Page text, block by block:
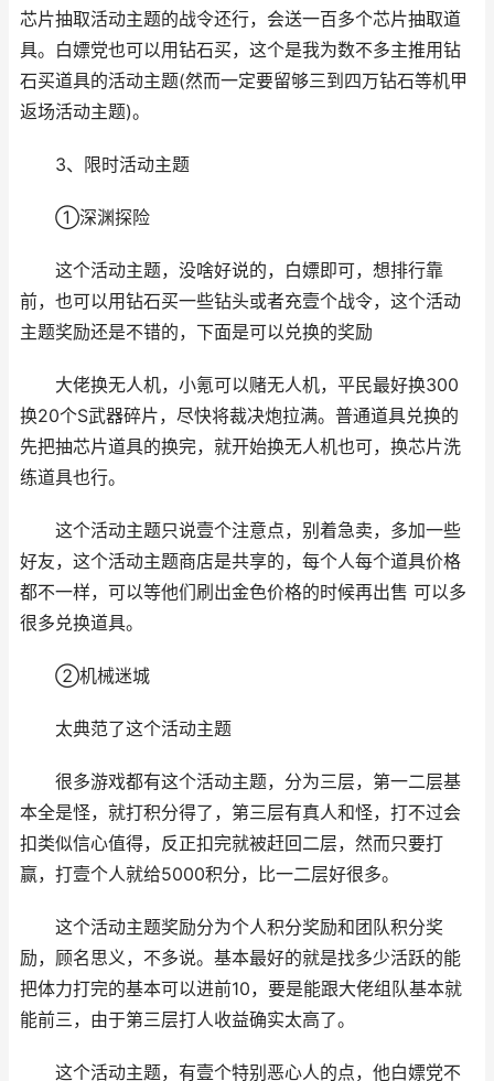
芯片抽取活动主题的战令还行，会送一百多个芯片抽取道
具。白嫖党也可以用钻石买，这个是我为数不多主推用钻
石买道具的活动主题(然而一定要留够三到四万钻石等机甲
返场活动主题)。
3、限时活动主题
①深渊探险
这个活动主题，没啥好说的，白嫖即可，想排行靠
前，也可以用钻石买一些钻头或者充壹个战令，这个活动
主题奖励还是不错的，下面是可以兑换的奖励
大佬换无人机，小氪可以赌无人机，平民最好换300
换20个S武器碎片，尽快将裁决炮拉满。普通道具兑换的
先把抽芯片道具的换完，就开始换无人机也可，换芯片洗
练道具也行。
这个活动主题只说壹个注意点，别着急卖，多加一些
好友，这个活动主题商店是共享的，每个人每个道具价格
都不一样，可以等他们刷出金色价格的时候再出售 可以多
很多兑换道具。
②机械迷城
太典范了这个活动主题
很多游戏都有这个活动主题，分为三层，第一二层基
本全是怪，就打积分得了，第三层有真人和怪，打不过会
扣类似信心值得，反正扣完就被赶回二层，然而只要打
赢，打壹个人就给5000积分，比一二层好很多。
这个活动主题奖励分为个人积分奖励和团队积分奖
励，顾名思义，不多说。基本最好的就是找多少活跃的能
把体力打完的基本可以进前10，要是能跟大佬组队基本就
能前三，由于第三层打人收益确实太高了。
这个活动主题，有壹个特别恶心人的点，他白嫖党不